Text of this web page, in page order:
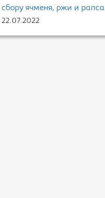
сбору ячменя, ржи и рапса
22.07.2022